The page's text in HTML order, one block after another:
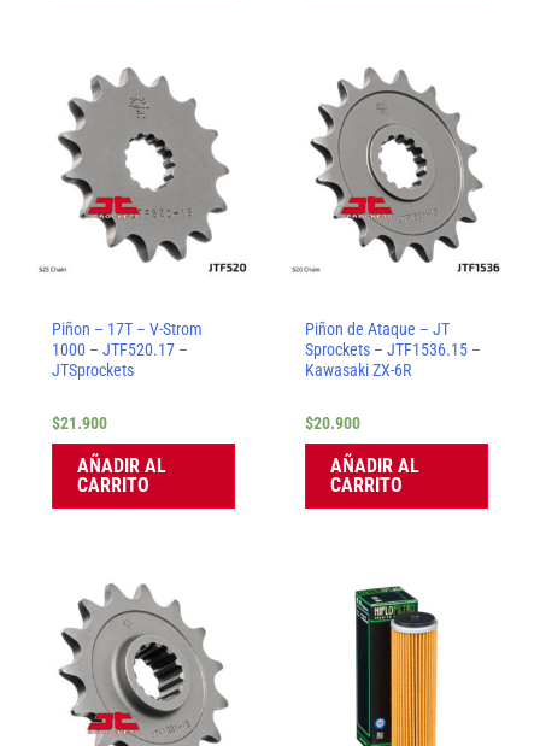
Piñon – 17T – V-Strom
1000 – JTF520.17 –
JTSprockets
$21.900
AÑADIR AL
CARRITO
Piñon de Ataque – JT
Sprockets – JTF1536.15 –
Kawasaki ZX-6R
$20.900
AÑADIR AL
CARRITO